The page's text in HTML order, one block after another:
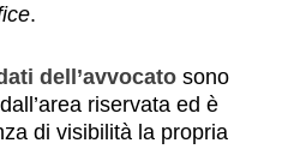
.
dell’avvocato sono
riservata ed è
di visibilità la propria